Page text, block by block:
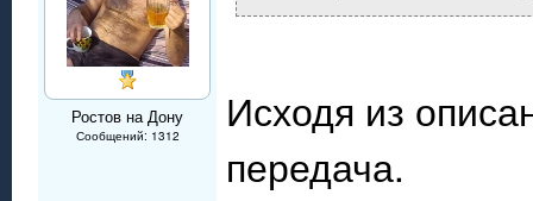
Ростов на Дону
Сообщений: 1312
Исходя из
передача.